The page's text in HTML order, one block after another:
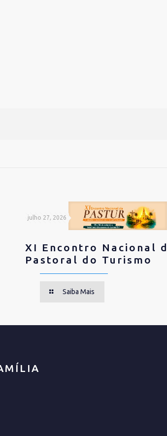
julho 27, 2026
XI Encontro Nacional
Pastoral do Turismo
Saiba Mais